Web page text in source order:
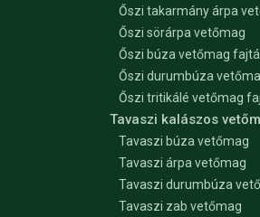
Őszi takarmány árpa
Őszi sörárpa vetőmag
Őszi búza vetőmag
Őszi durumbúza
Őszi tritikálé vetőmag
Tavaszi kalászos
Tavaszi búza vetőmag
Tavaszi árpa vetőmag
Tavaszi durumbúza
Tavaszi zab vetőmag